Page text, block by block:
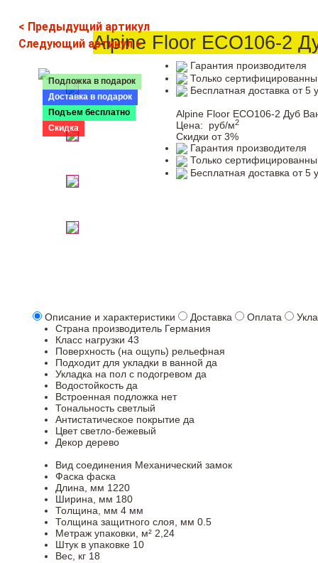
< Предыдущий артикул
Следующий артикул >Alpine Floor ECO106-2
Подложка в подарок
Доставка в подарок
Подъем бесплатно
Скидка
Гарантия производителя
Только
Бесплатная доставка от 5
Alpine Floor ECO106-2 Дуб
Цена:
руб/м2
Скидки от 3%
Гарантия производителя
Только
Бесплатная доставка от 5
Описание и характеристики Доставка Оплата
Страна производитель Германия
Класс нагрузки 43
Поверхность (на ощупь) рельефная
Подходит для укладки в ванной да
Укладка на пол c подогревом да
Водостойкость да
Встроенная подложка нет
Тональность светлый
Антистатическое покрытие да
Цвет светло-бежевый
Декор дерево
Вид соединения Механический замок
Фаска фаска
Длина, мм 1220
Ширина, мм 180
Толщина, мм 4 мм
Толщина защитного слоя, мм 0.5
Метраж упаковки, м² 2,24
Штук в упаковке 10
Вес, кг 18